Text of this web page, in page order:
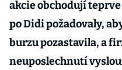
akcie obchodují
po Didi požadovaly,
burzu pozastavila, a
neuposlechnutí